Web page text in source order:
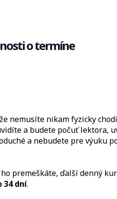
o termíne
nikam fyzicky
a budete počuť lektora,
a nebudete pre výuku
premeškáte, ďalší denný
34 dní.